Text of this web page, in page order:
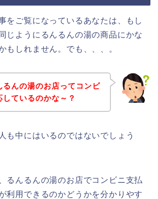
をご覧になっているあなたは、もし
じようにるんるんの湯の商品にかな
もしれません。でも、、、。
るんの湯のお店ってコンビ
ているのかな～？
も中にはいるのではないでしょう
るんるんの湯のお店でコンビニ支払
利用できるのかどうかを分かりやす